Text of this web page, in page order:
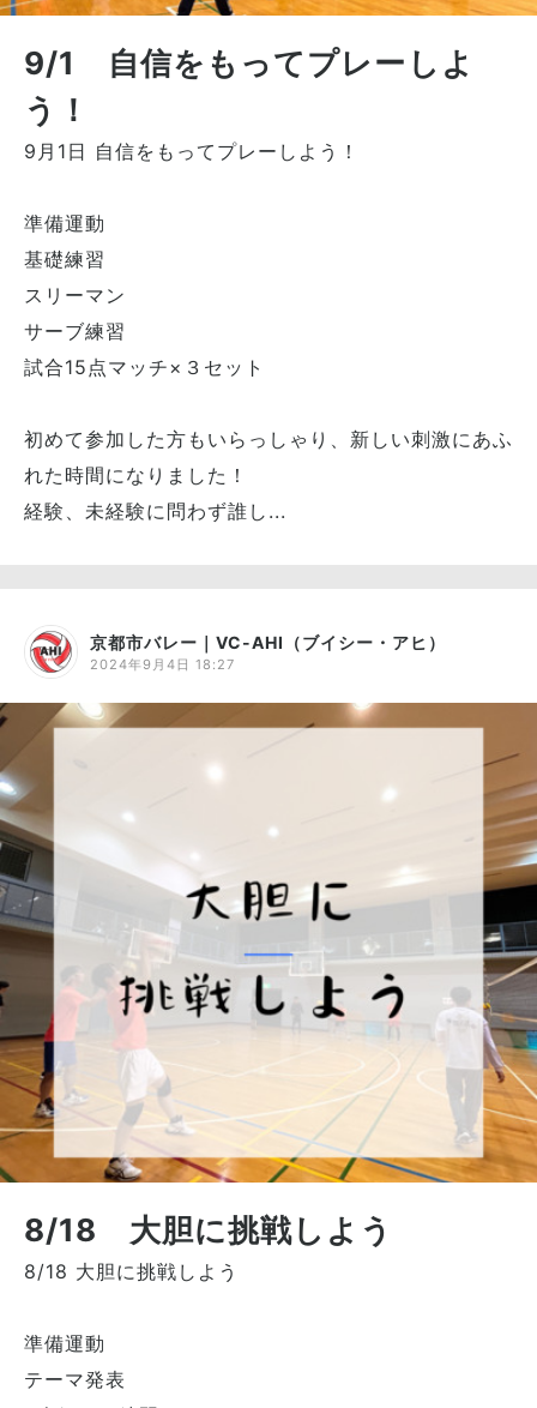
9/1 自信をもってプレーしよ
う！
9月1日 自信をもってプレーしよう！
準備運動
基礎練習
スリーマン
サーブ練習
試合15点マッチ×３セット
初めて参加した方もいらっしゃり、新しい刺激にあふ
れた時間になりました！
経験、未経験に問わず誰し...
京都市バレー｜VC-AHI（ブイシー・アヒ）
2024年9月4日 18:27
8/18 大胆に挑戦しよう
8/18 大胆に挑戦しよう
準備運動
テーマ発表